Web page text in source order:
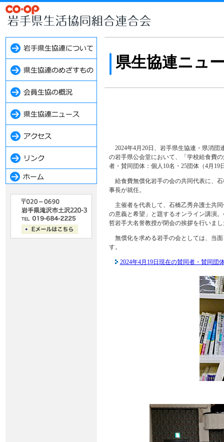
県生協連ニュ
2024年4月20日、岩手県生協連・県消団
の岩手県公会堂において、「学校給食費
者・賛同団体：個人10名・25団体（4月19
給食費無償化岩手の会の共同代表に、
事長が就任。
主催者を代表して、石橋乙秀弁護士共
の意義と希望」と題するオンライン講演
哲岩手大名誉教授が閉会の挨拶を行いま
無償化を求める岩手の会としては、当
す。
2024年4月19日現在の賛同者・賛同団